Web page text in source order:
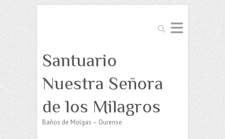
Buscar
Santuario
Nuestra Señora
de los Milagros
Baños de Molgas – Ourense